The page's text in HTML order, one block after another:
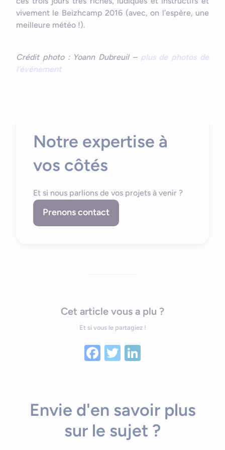
vivement le Beizhcamp 2016 (avec, on l’espère, une
meilleure météo !).
Crédit photo : Yoann Dubreuil – plus de photos de
l’événement
Notre expertise à
vos côtés
Et si nous parlions de vos projets à venir ?
Prenons contact
Cet article vous a plu ?
Et si vous le partagiez !
Facebook
Twitter
Envie d'en savoir plus
sur le sujet ?